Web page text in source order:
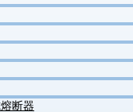
断器